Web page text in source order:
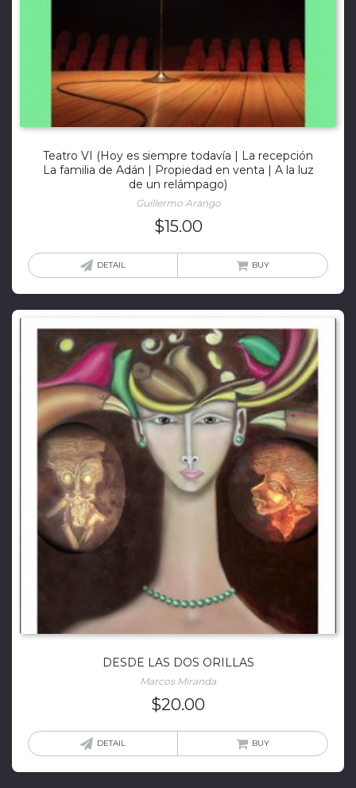
Teatro VI (Hoy es siempre todavía | La recepción
La familia de Adán | Propiedad en venta | A la luz
de un relámpago)
Guillermo Arango
$15.00
DETAIL BUY
DESDE LAS DOS ORILLAS
Marcos Miranda
$20.00
DETAIL BUY